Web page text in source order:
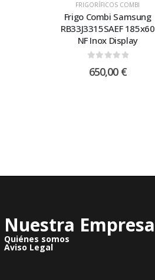
FRIGORÍFICOS COMBI
Frigo Combi Samsung
RB33J3315SAEF 185x60
NF Inox Display
650,00 €
Nuestra Empresa
Quiénes somos
Aviso Legal